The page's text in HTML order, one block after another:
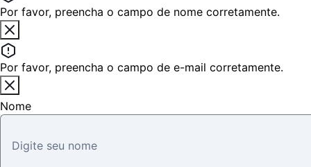
Por favor, preencha o campo de nome corretamente.
Por favor, preencha o campo de e-mail corretamente.
Nome